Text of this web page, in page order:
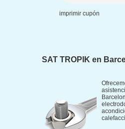
imprimir cupón
SAT TROPIK en